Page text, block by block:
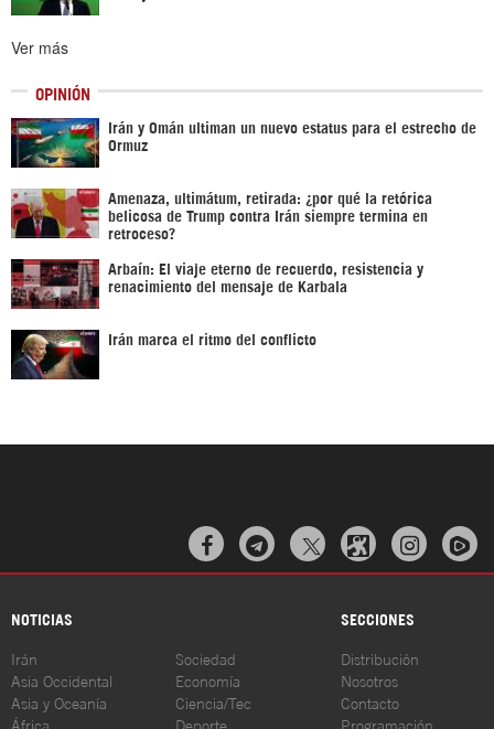
Ver más
OPINIÓN
Irán y Omán ultiman un nuevo estatus para el estrecho de
Ormuz
Amenaza, ultimátum, retirada: ¿por qué la retórica
belicosa de Trump contra Irán siempre termina en
retroceso?
Arbaín: El viaje eterno de recuerdo, resistencia y
renacimiento del mensaje de Karbala
Irán marca el ritmo del conflicto
  
NOTICIAS SECCIONES
Irán
Asia Occidental
Asia y Oceanía
África
Sociedad
Economía
Ciencia/Tec
Deporte
Distribución
Nosotros
Contacto
Programación